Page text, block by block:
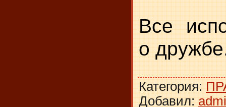
Все
о
Категория:
Добавил: